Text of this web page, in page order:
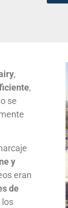
,
,
se
y
eran
de
los